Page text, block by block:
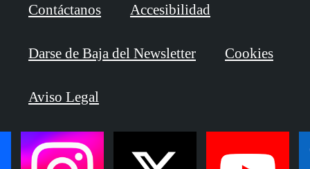
Contáctanos Accesibilidad
Darse de Baja del Newsletter Cookies
Aviso Legal